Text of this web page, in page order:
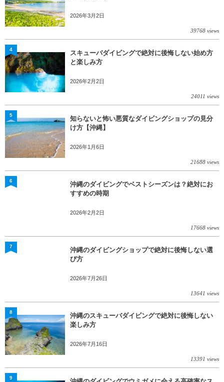
2026年3月2日
39768 views
スキューバダイビングで絶対に後悔しない始め方
と楽しみ方
2026年2月2日
24011 views
4
知らないと怖い悪質なダイビングショップの見分
け方【沖縄】
2026年1月6日
21688 views
5
沖縄のダイビングでベストシーズンは？絶対にお
すすめの時期
2026年2月2日
17668 views
6
沖縄のダイビングショップで絶対に後悔しない選
び方
2026年7月26日
13641 views
7
沖縄のスキューバダイビングで絶対に後悔しない
楽しみ方
2026年7月16日
13391 views
8
9